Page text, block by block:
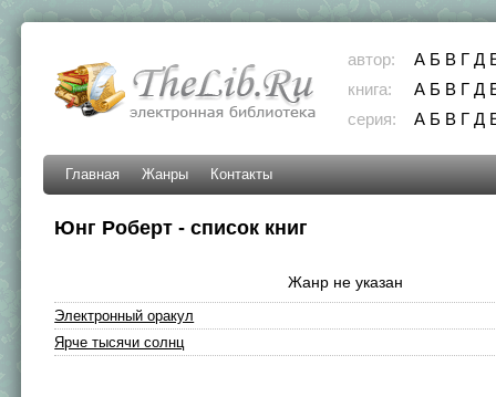
автор: А Б В Г Д
книга:
А Б В Г Д
серия:
А Б В Г Д
Главная Жанры Контакты
Юнг Роберт - список книг
Жанр не указан
Электронный оракул
Ярче тысячи солнц